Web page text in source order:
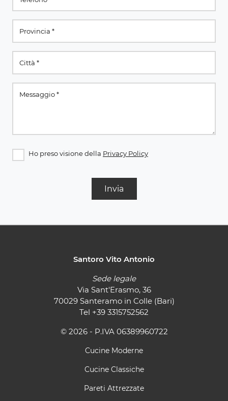
Ho preso visione della Privacy Policy
Invia
Santoro Vito Antonio
Sede legale
Via Sant'Erasmo, 36
70029 Santeramo in Colle (Bari)
Tel +39 3315752562
© 2026 - P.IVA 06389960722
Cucine Moderne
Cucine Classiche
Pareti Attrezzate